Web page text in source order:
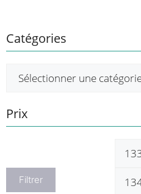
Catégories
Prix
Prix
Filtrer